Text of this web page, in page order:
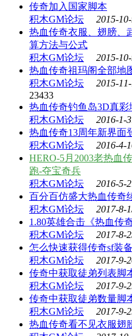
传奇加入国家脚本
积木GM论坛
2015-
热血传奇衣服、翅膀、
算方法与公式
积木GM论坛
2015-
热血传奇祖玛阁全部地
积木GM论坛
2015-
23433
热血传奇钓鱼岛3D真彩
积木GM论坛
2016-1-
热血传奇13周年新界面
积木GM论坛
2016-4-
HERO-5月2003老热血
跑-夺宝奇兵
积木GM论坛
2016-5-
百分百仿盛大热血传奇
积木GM论坛
2017-8-
1.80英雄合击《热血传
积木GM论坛
2017-8-
怎么快速获得传奇sf装
积木GM论坛
2017-9-
传奇中获取徒弟列表脚
积木GM论坛
2017-9-
传奇中获取徒弟数量脚
积木GM论坛
2017-9-
热血传奇看不见衣服翅